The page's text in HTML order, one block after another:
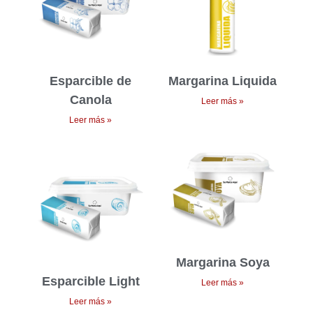
Esparcible de
Canola
Leer más »
Margarina Liquida
Leer más »
Esparcible Light
Leer más »
Margarina Soya
Leer más »